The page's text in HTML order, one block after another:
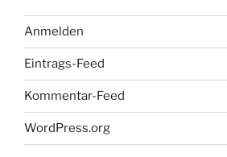
Anmelden
Eintrags-Feed
Kommentar-Feed
WordPress.org